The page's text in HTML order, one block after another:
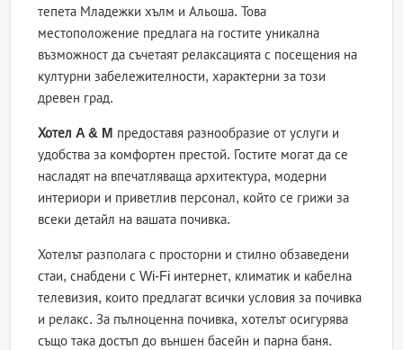
тепета Младежки хълм и Альоша. Това
местоположение предлага на гостите уникална
възможност да съчетаят релаксацията с посещения на
културни забележителности, характерни за този
древен град.
Хотел A & M предоставя разнообразие от услуги и
удобства за комфортен престой. Гостите могат да се
насладят на впечатляваща архитектура, модерни
интериори и приветлив персонал, който се грижи за
всеки детайл на вашата почивка.
Хотелът разполага с просторни и стилно обзаведени
стаи, снабдени с Wi-Fi интернет, климатик и кабелна
телевизия, които предлагат всички условия за почивка
и релакс. За пълноценна почивка, хотелът осигурява
също така достъп до външен басейн и парна баня.